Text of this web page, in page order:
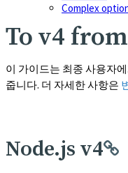
Complex
To v4
이 가이드는 최종 사용자
줍니다. 더 자세한 사항은
Node.js v4